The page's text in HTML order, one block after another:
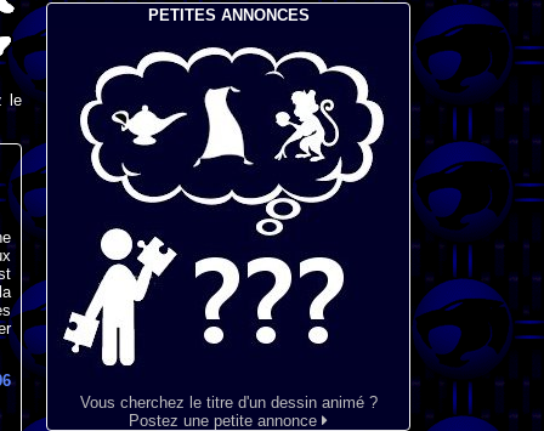
le
PETITES ANNONCES
Vous cherchez le titre d'un dessin animé ?
Postez une petite annonce